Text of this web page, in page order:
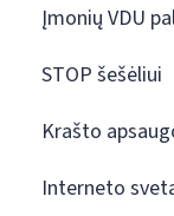
Įmonių VDU
STOP šešėliui
Krašto
Interneto